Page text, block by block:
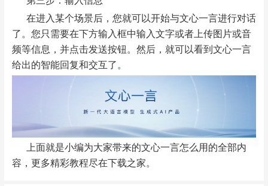
在进入某个场景后，您就可以开始与文心一言进行对话
了。您只需要在下方输入框中输入文字或者上传图片或音
频等信息，并点击发送按钮。然后，就可以看到文心一言
给出的智能回复和交互了。
上面就是小编为大家带来的文心一言怎么用的全部内
容，更多精彩教程尽在下载之家。